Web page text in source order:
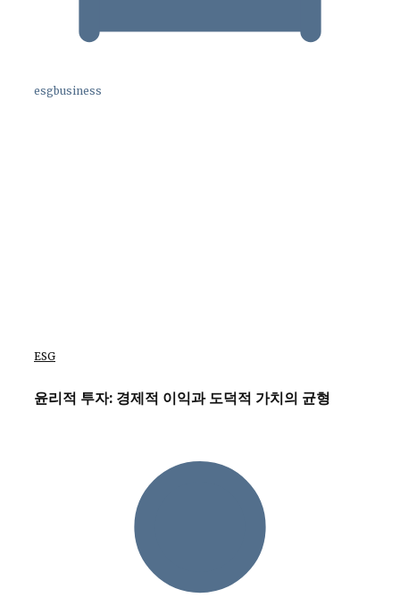
esgbusiness
ESG
윤리적 투자: 경제적 이익과 도덕적 가치의 균형